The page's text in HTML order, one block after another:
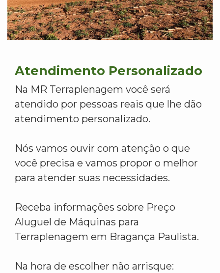
Atendimento Personalizado
Na MR Terraplenagem você será
atendido por pessoas reais que lhe dão
atendimento personalizado.
Nós vamos ouvir com atenção o que
você precisa e vamos propor o melhor
para atender suas necessidades.
Receba informações sobre Preço
Aluguel de Máquinas para
Terraplenagem em Bragança Paulista.
Na hora de escolher não arrisque: